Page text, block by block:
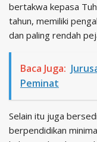
bertakwa kepasa
tahun, memiliki
dan paling rendah
Baca Juga:
Peminat
Selain itu juga
berpendidikan